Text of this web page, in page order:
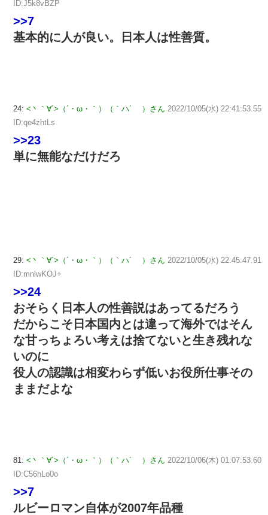
ID:J5k8vBZP
>>7
基本的に人が良い。日本人は性善質。
24: <丶｀∀´>（´・ω・｀）（｀ハ´ ）さん 2022/10/05(水) 22:41:53.55
ID:qe4zhtLs
>>23
単に無能なだけだろ
29: <丶｀∀´>（´・ω・｀）（｀ハ´ ）さん 2022/10/05(水) 22:45:47.91
ID:mnlwKOJ+
>>24
おそらく日本人の性善説はあってるだろう
だからこそ日本国内とは違って海外ではそん
な甘っちょろい考えは捨てないと生き残れな
いのに
役人の認識は相変わらず低いお役所仕事その
ままだよな
81: <丶｀∀´>（´・ω・｀）（｀ハ´ ）さん 2022/10/06(木) 01:07:53.60
ID:C56hLo0o
>>7
ルビーロマン自体が2007年品種